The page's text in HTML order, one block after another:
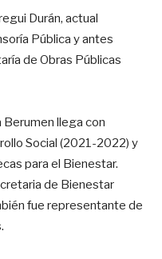
Durán, actual
Pública y antes
de Obras Públicas
Berumen llega con
Social (2021-2022) y
para el Bienestar.
de Bienestar
fue representante de